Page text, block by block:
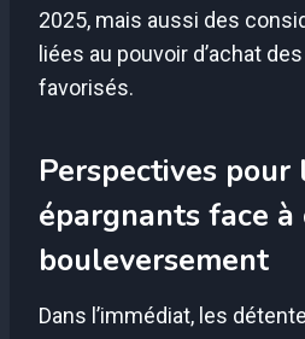
2025, mais aussi des
liées au pouvoir d’achat
favorisés.
Perspectives pour
épargnants face à
bouleversement
Dans l’immédiat, les